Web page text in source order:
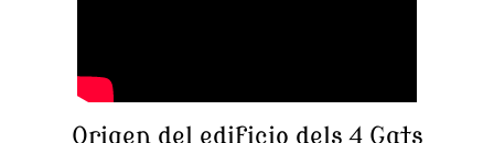
Origen del edificio dels 4 Gats